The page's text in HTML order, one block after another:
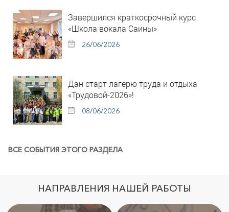
Завершился краткосрочный курс
«Школа вокала Саины»
26/06/2026
Дан старт лагерю труда и отдыха
«Трудовой-2026»!
08/06/2026
ВСЕ СОБЫТИЯ ЭТОГО РАЗДЕЛА
НАПРАВЛЕНИЯ НАШЕЙ РАБОТЫ